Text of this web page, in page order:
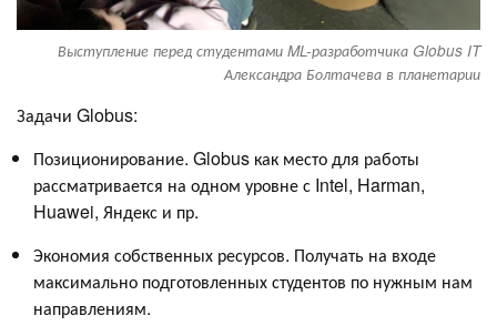
Выступление перед студентами ML-разработчика Globus IT
Александра Болтачева в планетарии
Задачи Globus:
Позиционирование. Globus как место для работы
рассматривается на одном уровне с Intel, Harman,
Huawei, Яндекс и пр.
Экономия собственных ресурсов. Получать на входе
максимально подготовленных студентов по нужным нам
направлениям.